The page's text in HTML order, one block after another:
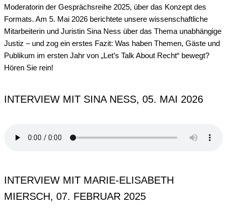
Moderatorin der Gesprächsreihe 2025, über das Konzept des
Formats. Am 5. Mai 2026 berichtete unsere wissenschaftliche
Mitarbeiterin und Juristin Sina Ness über das Thema unabhängige
Justiz – und zog ein erstes Fazit: Was haben Themen, Gäste und
Publikum im ersten Jahr von „Let’s Talk About Recht“ bewegt?
Hören Sie rein!
INTERVIEW MIT SINA NESS, 05. MAI 2026
INTERVIEW MIT MARIE-ELISABETH
MIERSCH, 07. FEBRUAR 2025